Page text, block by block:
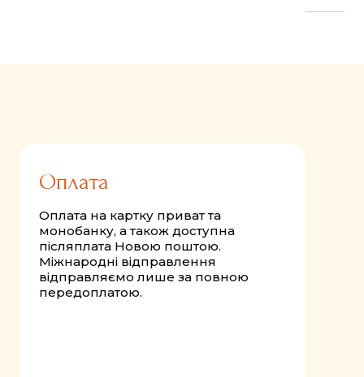
Оплата
Оплата на картку приват та
монобанку, а також доступна
післяплата Новою поштою.
Міжнародні відправлення
відправляємо лише за повною
передоплатою.